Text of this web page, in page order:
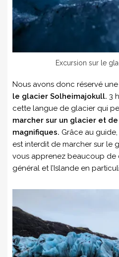
Excursion sur le
Nous avons donc réservé
le glacier Solheimajokull. 3
cette langue de glacier qui
marcher sur un glacier et
magnifiques. Grâce au
est interdit de marcher sur le
vous apprenez beaucoup de
général et l’Islande en